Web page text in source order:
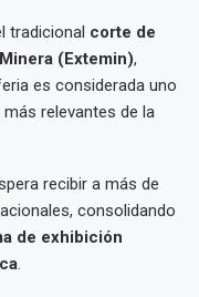
tradicional corte de
(Extemin),
es considerada uno
relevantes de la
recibir a más de
consolidando
de exhibición
.